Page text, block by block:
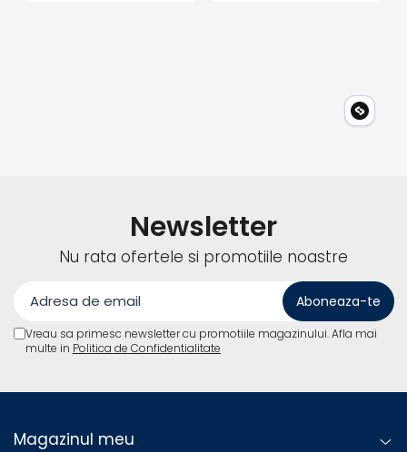
Newsletter
Nu rata ofertele si promotiile noastre
Vreau sa primesc newsletter cu promotiile magazinului. Afla mai
multe in Politica de Confidentialitate
Magazinul meu